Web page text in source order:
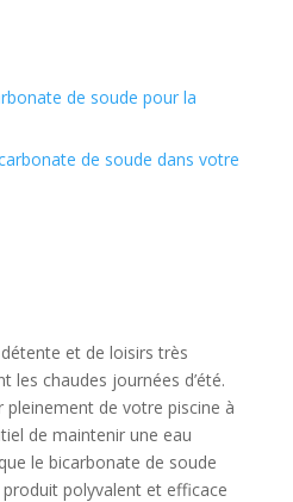
de soude pour la
de soude dans votre
et de loisirs très
les chaudes journées d’été.
de votre piscine à
de maintenir une eau
le bicarbonate de soude
polyvalent et efficace